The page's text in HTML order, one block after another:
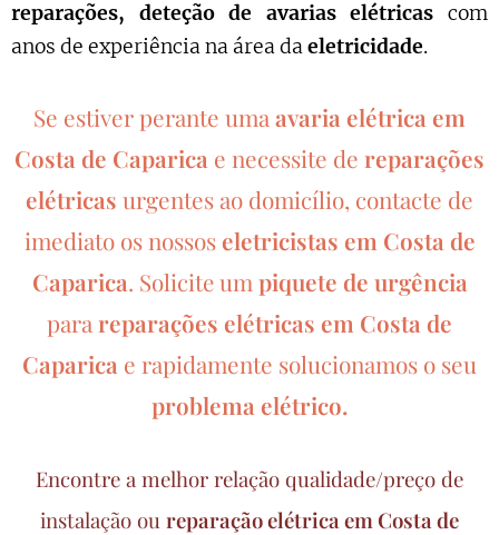
reparações, deteção de avarias elétricas com
anos de experiência na área daeletricidade.
Se estiver perante uma avaria elétrica em
Costa de Caparica e necessite de reparações
elétricas urgentes ao domicílio, contacte de
imediato os nossoseletricistas em Costa de
Caparica. Solicite um piquete de urgência
para reparações elétricas em Costa de
Caparica e rapidamente solucionamos o seu
problema elétrico.
Encontre a melhor relação qualidade/preço de
instalação ou reparação elétrica em Costa de